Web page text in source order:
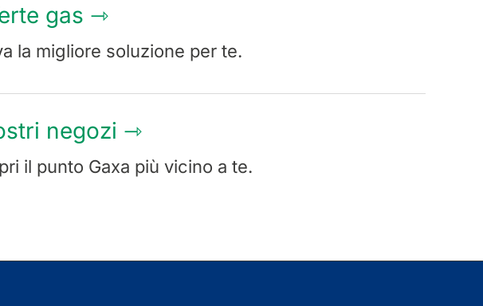
gas ⇾
la migliore soluzione per te.
negozi ⇾
il punto Gaxa più vicino a te.